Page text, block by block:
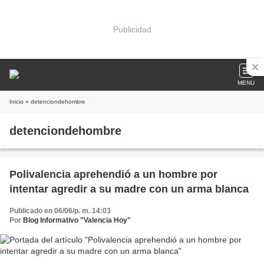
Publicidad
MENU
Inicio » detenciondehombre
detenciondehombre
Polivalencia aprehendió a un hombre por
intentar agredir a su madre con un arma blanca
Publicado en 06/06/p. m. 14:03
Por Blog Informativo "Valencia Hoy"